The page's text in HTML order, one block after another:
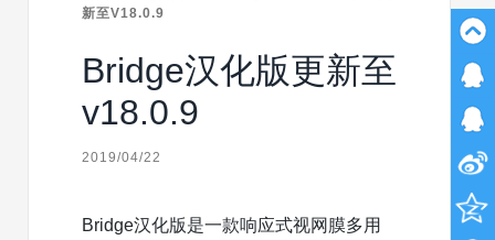
题
新至V18.0.9
Bridge汉化版更新至
v18.0.9
2019/04/22
Bridge汉化版是一款响应式视网膜多用